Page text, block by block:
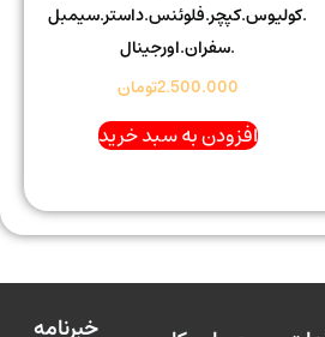
.سفران.اورجینال
2.500.000تومان
افزودن به سبد خرید
خبرنامه